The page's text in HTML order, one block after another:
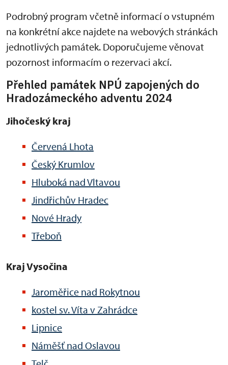
Podrobný program včetně informací o vstupném
na konkrétní akce najdete na webových stránkách
jednotlivých památek. Doporučujeme věnovat
pozornost informacím o rezervaci akcí.
Přehled památek NPÚ zapojených do
Hradozámeckého adventu 2024
Jihočeský kraj
Červená Lhota
Český Krumlov
Hluboká nad Vltavou
Jindřichův Hradec
Nové Hrady
Třeboň
Kraj Vysočina
Jaroměřice nad Rokytnou
kostel sv. Víta v Zahrádce
Lipnice
Náměšť nad Oslavou